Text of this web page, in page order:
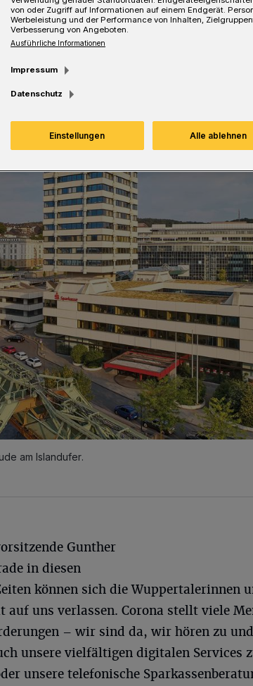
am Islandufer.
Gunther
in diesen
können sich die Wuppertalerinnen
auf uns verlassen. Corona stellt viele
– wir sind da, wir hören zu
unsere vielfältigen digitalen Services
unsere telefonische
von oder Zugriff auf Informationen auf einem Endgerät.
Werbeleistung und der Performance von Inhalten,
Verbesserung von Angeboten.
Ausführliche Informationen
Impressum
Datenschutz
Einstellungen Alle ablehnen